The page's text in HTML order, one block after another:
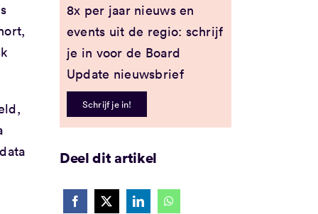
8x per jaar nieuws en
events uit de regio: schrijf
je in voor de Board
Update nieuwsbrief
Schrijf je in!
Deel dit artikel